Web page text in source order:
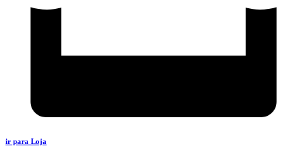
ir para Loja